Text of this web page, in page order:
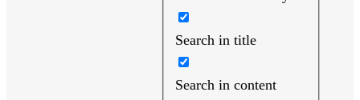
Search in title
Search in content